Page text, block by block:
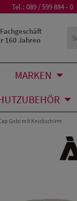
Tel.: 089 / 599 884 - 0
160 Jahren
MARKEN
Gobi mit Knickschirm